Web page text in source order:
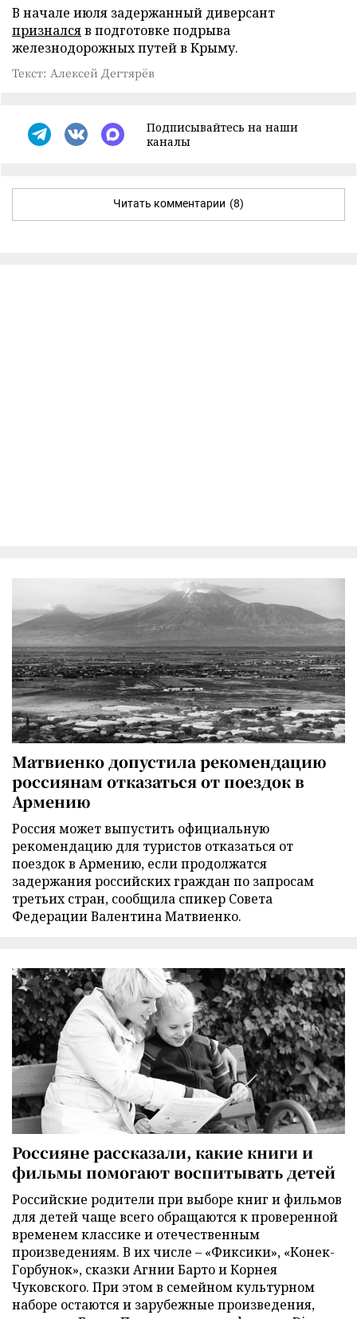
В начале июля задержанный диверсант
призналсяв подготовке подрыва
железнодорожных путей в Крыму.
Текст: Алексей Дегтярёв
Подписывайтесь на наши
каналы
Читать комментарии (8)
Матвиенко допустила рекомендацию
россиянам отказаться от поездок в
Армению
Россия может выпустить официальную
рекомендацию для туристов отказаться от
поездок в Армению, если продолжатся
задержания российских граждан по запросам
третьих стран, сообщила спикер Совета
Федерации Валентина Матвиенко.
Россияне рассказали, какие книги и
фильмы помогают воспитывать детей
Российские родители при выборе книг и фильмов
для детей чаще всего обращаются к проверенной
временем классике и отечественным
произведениям. В их числе – «Фиксики», «Конек-
Горбунок», сказки Агнии Барто и Корнея
Чуковского. При этом в семейном культурном
наборе остаются и зарубежные произведения,